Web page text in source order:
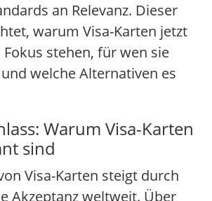
an Relevanz. Dieser
warum Visa-Karten jetzt
stehen, für wen sie
welche Alternativen es
Warum Visa-Karten
sind
Visa-Karten steigt durch
Akzeptanz weltweit. Über